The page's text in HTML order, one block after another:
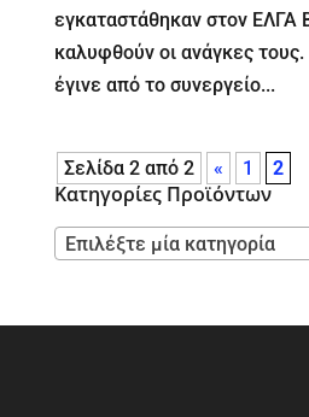
εγκαταστάθηκαν στον ΕΛΓΑ
καλυφθούν οι ανάγκες
έγινε από το συνεργείο...
Σελίδα 2 από 2 « 1 2
Κατηγορίες Προϊόντων
Επιλέξτε μία κατηγορία